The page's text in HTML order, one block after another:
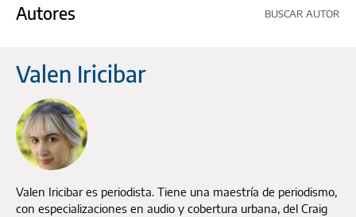
Autores BUSCAR AUTOR
Valen Iricibar
Valen Iricibar es periodista. Tiene una maestría de periodismo,
con especializaciones en audio y cobertura urbana, del Craig